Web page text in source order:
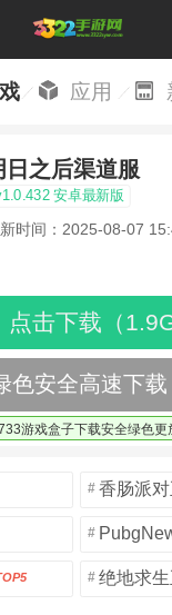
应用
日之后渠道服
安卓最新版
时间：2025-08-07
点击下载（
色安全高速下载
游戏盒子下载安全绿色更
# 香肠派对
#
# 绝地求